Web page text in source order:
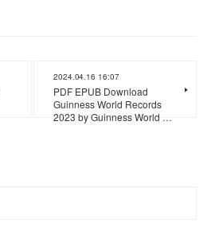
2024.04.16 16:07
PDF EPUB Download
Guinness World Records
2023 by Guinness World …